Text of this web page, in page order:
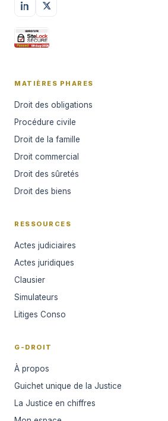
MATIÈRES PHARES
Droit des obligations
Procédure civile
Droit de la famille
Droit commercial
Droit des sûretés
Droit des biens
RESSOURCES
Actes judiciaires
Actes juridiques
Clausier
Simulateurs
Litiges Conso
G-DROIT
À propos
Guichet unique de la Justice
La Justice en chiffres